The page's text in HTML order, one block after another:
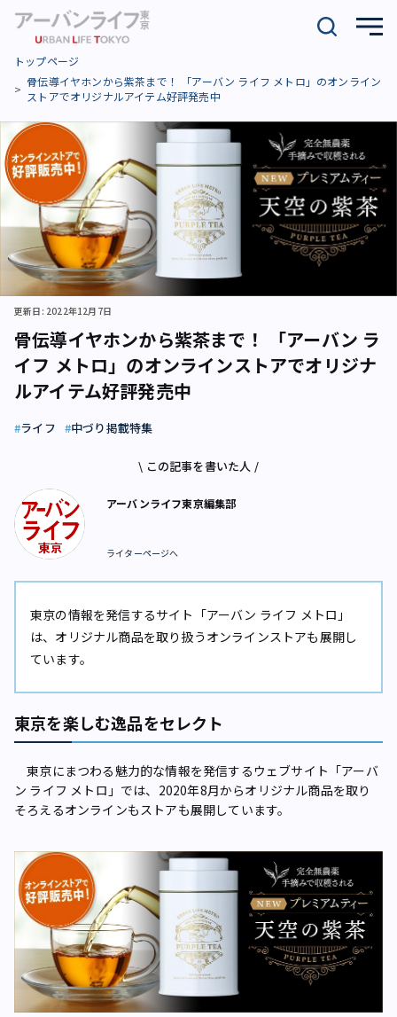
トップページ
骨伝導イヤホンから紫茶まで！ 「アーバン ライフ メトロ」のオンライン
ストアでオリジナルアイテム好評発売中
骨伝導イヤホンから紫茶まで！ 「アーバン ラ
イフ メトロ」のオンラインストアでオリジナ
ルアイテム好評発売中
更新日: 2022年12月7日
ライフ 中づり掲載特集
\ この記事を書いた人 /
アーバンライフ東京編集部
ライターページへ
東京の情報を発信するサイト「アーバン ライフ メトロ」
は、オリジナル商品を取り扱うオンラインストアも展開し
ています。
東京を楽しむ逸品をセレクト
東京にまつわる魅力的な情報を発信するウェブサイト「アーバ
ン ライフ メトロ」では、2020年8月からオリジナル商品を取り
そろえるオンラインもストアも展開しています。